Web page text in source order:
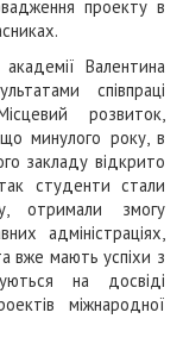
проекту в
Валентина
співпраці
розвиток,
минулого року, в
закладу відкрито
студенти стали
отримали змогу
адміністраціях,
вже мають успіхи з
на досвіді
міжнародної